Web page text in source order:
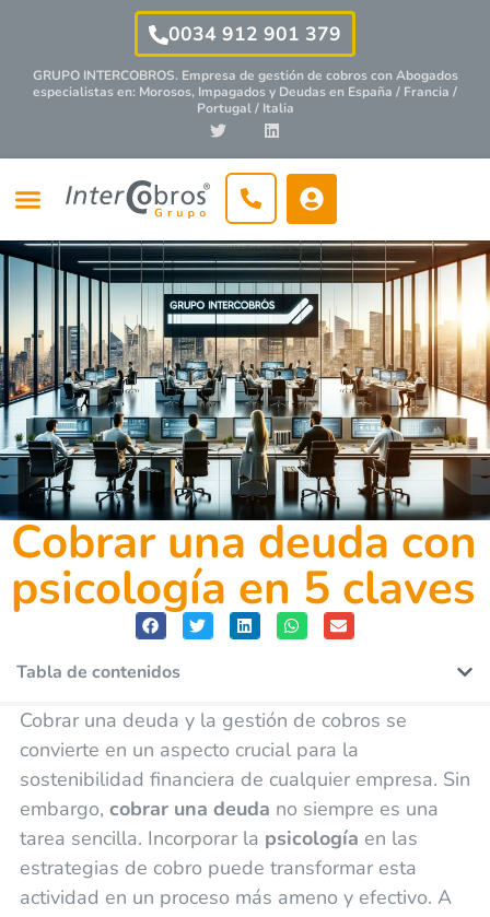
0034 912 901 379
GRUPO INTERCOBROS. Empresa de gestión de cobros conAbogados
especialistasen: Morosos, Impagados y Deudas en España / Francia /
Portugal / Italia
Cobrar una deuda con
psicología en 5 claves
Tabla de contenidos
Cobrar una deuda y la gestión de cobros se
convierte en un aspecto crucial para la
sostenibilidad financiera de cualquier empresa. Sin
embargo, cobrar una deuda no siempre es una
tarea sencilla. Incorporar la psicología en las
estrategias de cobro puede transformar esta
actividad en un proceso más ameno y efectivo. A